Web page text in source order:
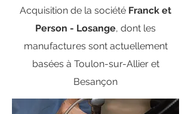
Acquisition de la société Franck et
Person - Losange, dont les
manufactures sont actuellement
basées à Toulon-sur-Allier et
Besançon